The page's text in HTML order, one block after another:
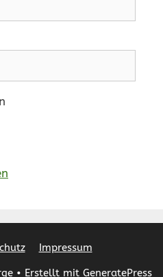
Impressum
• Erstellt mit GeneratePress